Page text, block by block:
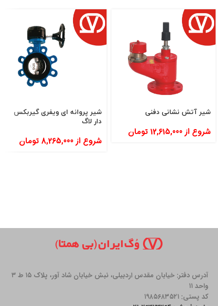
شیر آتش نشانی دفنی
شروع از 12,615,000 تومان
شیر پروانه ای ویفری گیربکس
دار لاگ
شروع از 8,265,000 تومان
آدرس دفتر: خیابان مقدس اردبیلی، نبش خیابان شاد آور، پلاک ۱۵ ط ۳
واحد ۱۱
کد پستی: ۱۹۸۵۶۸۳۵۲۱